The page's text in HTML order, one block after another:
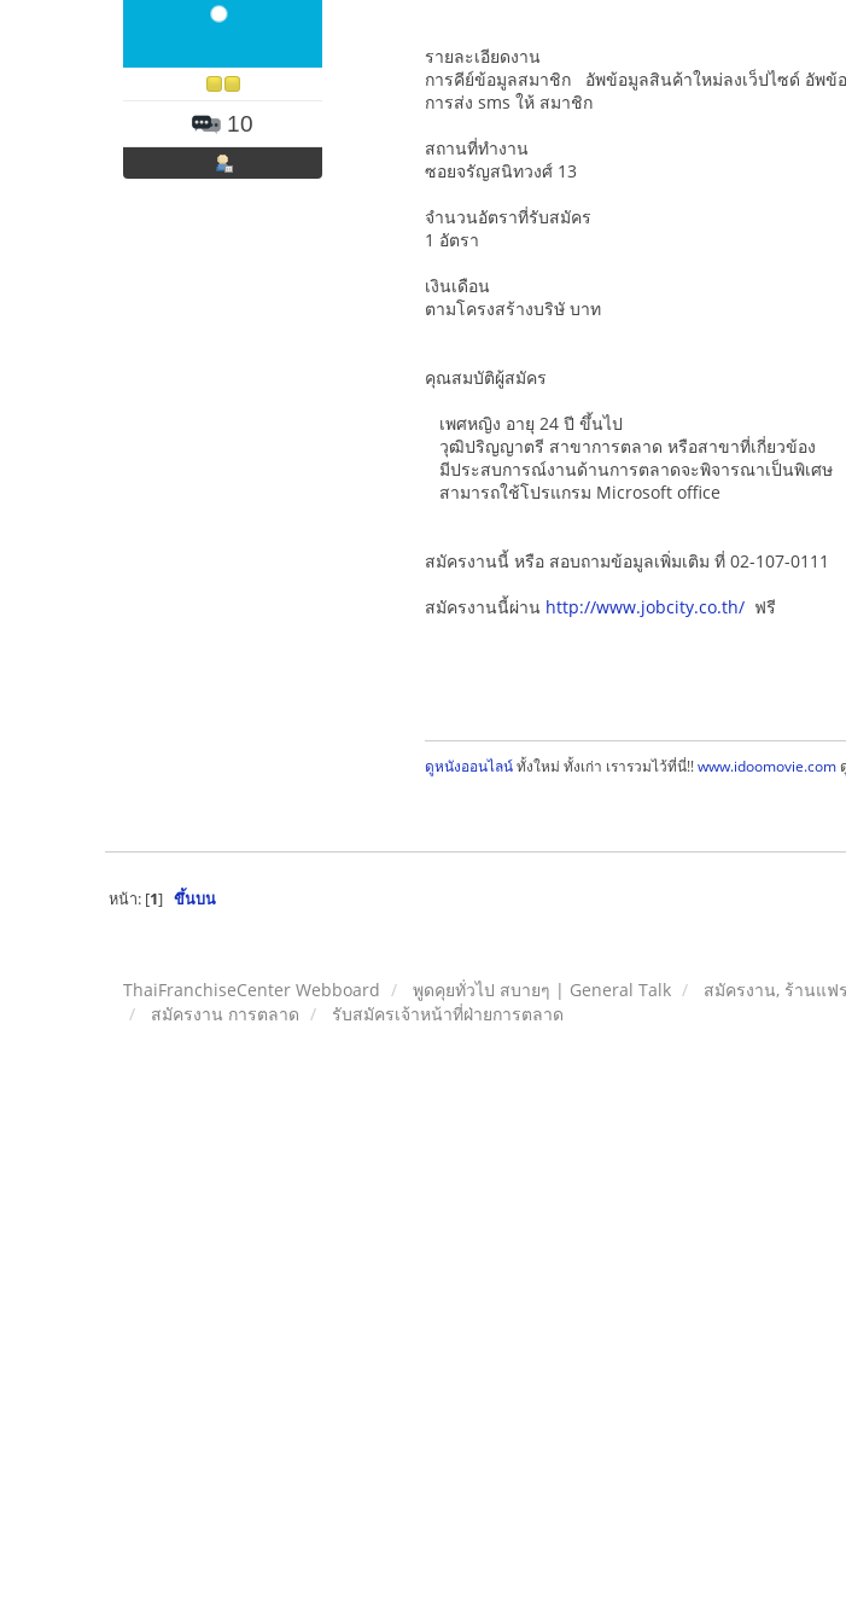
10
รายละเอียดงาน
การคีย์ข้อมูลสมาชิก อัพข้อมูลสินค้าใหม่ลงเว็ปไซด์ อัพข้
การส่ง sms ให้ สมาชิก
สถานที่ทำงาน
ซอยจรัญสนิทวงศ์ 13
จำนวนอัตราที่รับสมัคร
1 อัตรา
เงินเดือน
ตามโครงสร้างบริษั บาท
คุณสมบัติผู้สมัคร
เพศหญิง อายุ 24 ปี ขึ้นไป
วุฒิปริญญาตรี สาขาการตลาด หรือสาขาที่เกี่ยวข้อง
มีประสบการณ์งานด้านการตลาดจะพิจารณาเป็นพิเศษ
สามารถใช้โปรแกรม Microsoft office
สมัครงานนี้ หรือ สอบถามข้อมูลเพิ่มเติม ที่ 02-107-0111
สมัครงานนี้ผ่าน http://www.jobcity.co.th/ ฟรี
ดูหนังออนไลน์ทั้งใหม่ ทั้งเก่า เรารวมไว้ที่นี่!!www.idoomovie.com
หน้า: [1] ขึ้นบน
ThaiFranchiseCenter Webboard พูดคุยทั่วไป สบายๆ | General Talk
สมัครงาน, ร้านแฟ
สมัครงาน การตลาด
รับสมัครเจ้าหน้าที่ฝ่ายการตลาด